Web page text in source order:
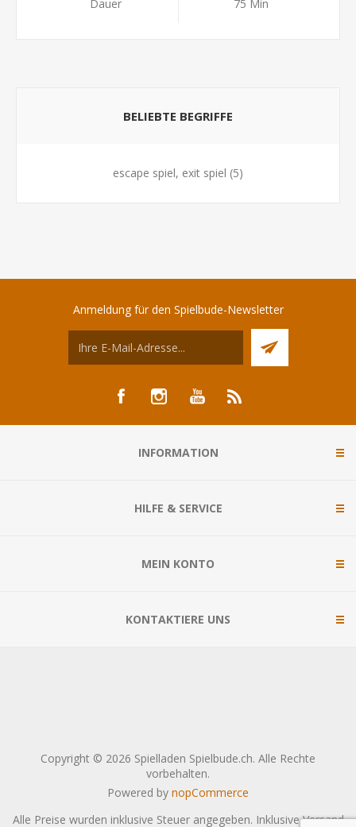
Dauer 75 Min
BELIEBTE BEGRIFFE
escape spiel, exit spiel (5)
Anmeldung für den Spielbude-Newsletter
INFORMATION
HILFE & SERVICE
MEIN KONTO
KONTAKTIERE UNS
Copyright © 2026 Spielladen Spielbude.ch. Alle Rechte
vorbehalten.
Powered by nopCommerce
Alle Preise wurden inklusive Steuer angegeben. InklusiveVersand